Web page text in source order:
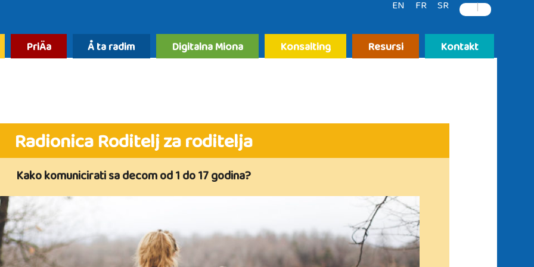
EN FR SR |
PriÄa Å ta radim Digitalna Miona Konsalting Resursi Kontakt
Radionica Roditelj za roditelja
Kako komunicirati sa decom od 1 do 17 godina?